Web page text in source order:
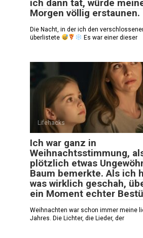
ich dann tat, würde
Morgen völlig erstaunen.
Die Nacht, in der ich den
überlistete
Es war einer dieser
Lifehacks
Ich war ganz in
Weihnachtsstimmung,
plötzlich etwas
Baum bemerkte. Als ich
was wirklich geschah,
ein Moment echter
Weihnachten war schon immer meine
Jahres. Die Lichter, die Lieder, der